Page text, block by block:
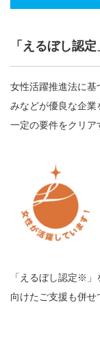
「えるぼし認
女性活躍推進法に基
みなどが優良な企
一定の要件をクリア
「えるぼし認定※
向けたご支援も併せ